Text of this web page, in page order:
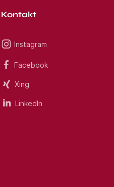
Kontakt
Instagram
Facebook
Xing
LinkedIn